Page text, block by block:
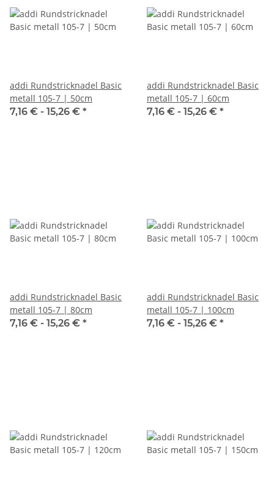
addi Rundstricknadel Basic
metall 105-7 | 50cm
7,16 € - 15,26 € *
addi Rundstricknadel Basic
metall 105-7 | 60cm
7,16 € - 15,26 € *
addi Rundstricknadel Basic
metall 105-7 | 80cm
7,16 € - 15,26 € *
addi Rundstricknadel Basic
metall 105-7 | 100cm
7,16 € - 15,26 € *